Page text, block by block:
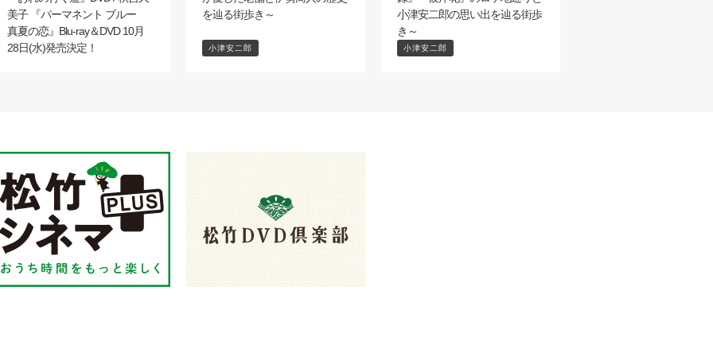
美子 『パーマネント ブルー
真夏の恋』Blu-ray＆DVD 10月
28日(水)発売決定！
を辿る街歩き～
小津安二郎
小津安二郎の思い出を辿る街歩
き～
小津安二郎